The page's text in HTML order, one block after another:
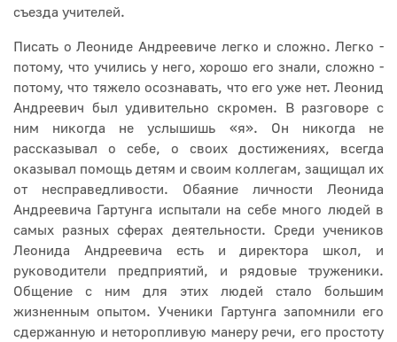
съезда учителей.
Писать о Леониде Андреевиче легко и сложно. Легко -
потому, что учились у него, хорошо его знали, сложно -
потому, что тяжело осознавать, что его уже нет. Леонид
Андреевич был удивительно скромен. В разговоре с
ним никогда не услышишь «я». Он никогда не
рассказывал о себе, о своих достижениях, всегда
оказывал помощь детям и своим коллегам, защищал их
от несправедливости. Обаяние личности Леонида
Андреевича Гартунга испытали на себе много людей в
самых разных сферах деятельности. Среди учеников
Леонида Андреевича есть и директора школ, и
руководители предприятий, и рядовые труженики.
Общение с ним для этих людей стало большим
жизненным опытом. Ученики Гартунга запомнили его
сдержанную и неторопливую манеру речи, его простоту